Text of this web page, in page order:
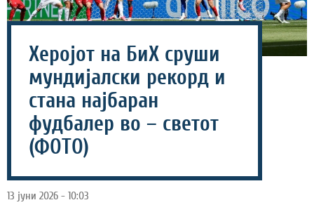
Херојот на БиХ сруши
мундијалски рекорд и
стана најбаран
фудбалер во – светот
(ФОТО)
13 јуни 2026 - 10:03